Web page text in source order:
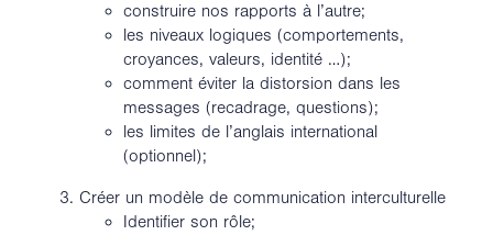
construire nos rapports à l’autre;
les niveaux logiques (comportements,
croyances, valeurs, identité …);
comment éviter la distorsion dans les
messages (recadrage, questions);
les limites de l’anglais international
(optionnel);
Créer un modèle de communication interculturelle
Identifier son rôle;